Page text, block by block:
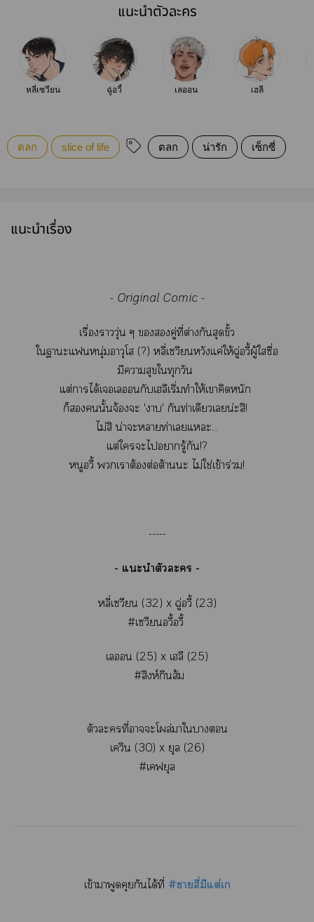
แนะนำตัวละคร
หลี่เซวียน ฉู่อวี้ เลออน เฮลี
ตลก slice of life ตลก น่ารัก เซ็กซี่
แนะนำเรื่อง
- Original Comic-
เรื่องาวุ่น ๆ คู่ที่ต่างกันสุดขั้ว
ใาะแหนุ่มอาวุโส (?) หลี่เวียนหวังแค่ให้ฉู่อวี้ผู้ใซื่อ
มีาสุขใทุกวัน
แต่าได้เเอนกับเลีเริ่มทำให้เาคิดหนัก
ก็นั้นจ้องะ 'า' กันท่าเดียวเน่ะสิ!
ไม่สิ น่าะาท่าเแะ...
แต่ใะไารู้กัน!?
หนูอวี้ เาต้องต่อต้านะ ไม่ใช่เข้าร่วม!
-----
- แะนำตัวะ -
หลี่เวียน (32) x ฉู่อวี้ (23)
#เวียวี้อวี้
เอน (25) x เลี (25)
#สิงห์กินส้ม
ตัวะที่าะโผล่าใา
เควิน (30) x ยุล (26)
#เคฟยุล
เข้าาพูดคุยกันได้ที่ #าสี่มีแต่เ